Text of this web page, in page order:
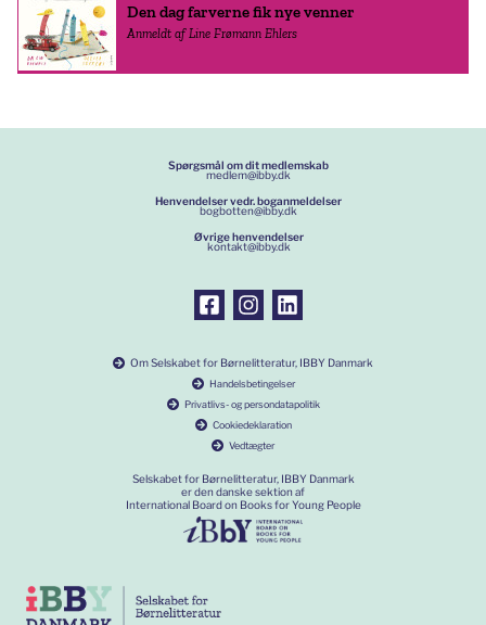
Den dag farverne fik nye venner
Anmeldt af Line Frømann Ehlers
Om Selskabet for Børnelitteratur, IBBY Danmark
Handelsbetingelser
Privatlivs- og persondatapolitik
Cookiedeklaration
Vedtægter
Selskabet for Børnelitteratur, IBBY Danmark
er den danske sektion af
International Board on Books for Young People
Spørgsmål om dit medlemskab
medlem@ibby.dk
Henvendelser vedr. boganmeldelser
bogbotten@ibby.dk
Øvrige henvendelser
kontakt@ibby.dk